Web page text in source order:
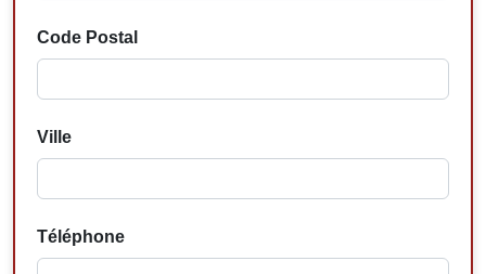
Code Postal
Ville
Téléphone